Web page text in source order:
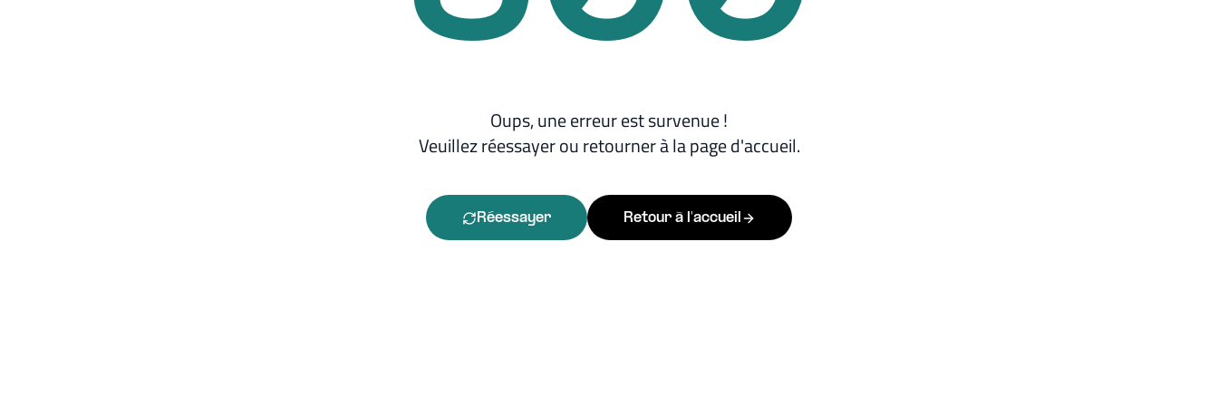
Oups, une erreur est survenue !
Veuillez réessayer ou retourner à la page d'accueil.
Réessayer Retour à l'accueil